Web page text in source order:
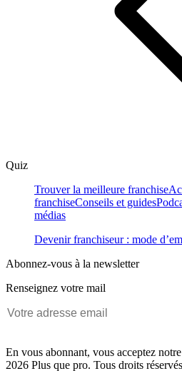
Quiz
Trouver la meilleure franchise
franchiseConseils et guides
médias
Devenir franchiseur : mode
Abonnez-vous à la newsletter
Renseignez votre mail
En vous abonnant, vous acceptez notre
2026 Plus que pro. Tous droits